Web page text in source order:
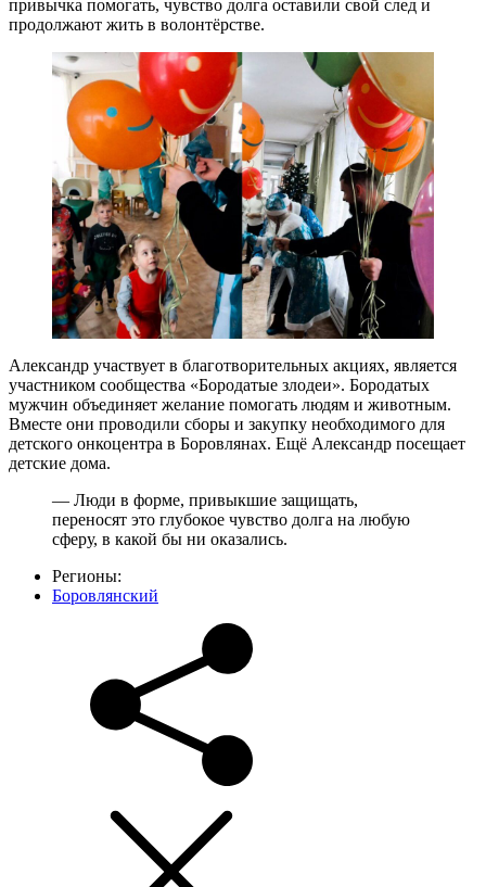
привычка помогать, чувство долга оставили свой след и
продолжают жить в волонтёрстве.
Александр участвует в благотворительных акциях, является
участником сообщества «Бородатые злодеи». Бородатых
мужчин объединяет желание помогать людям и животным.
Вместе они проводили сборы и закупку необходимого для
детского онкоцентра в Боровлянах. Ещё Александр посещает
детские дома.
— Люди в форме, привыкшие защищать,
переносят это глубокое чувство долга на любую
сферу, в какой бы ни оказались.
Регионы:
Боровлянский